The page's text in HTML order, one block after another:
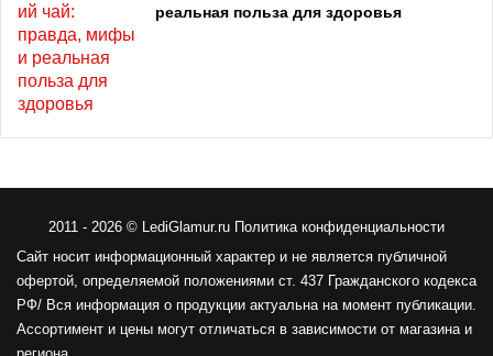
реальная польза для здоровья
2011 - 2026 © LediGlamur.ru Политика конфиденциальности
Сайт носит информационный характер и не является публичной
офертой, определяемой положениями ст. 437 Гражданского кодекса
РФ/ Вся информация о продукции актуальна на момент публикации.
Ассортимент и цены могут отличаться в зависимости от магазина и